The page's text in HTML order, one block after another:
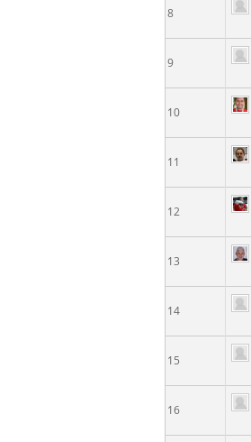
8
9
10
11
12
13
14
15
16